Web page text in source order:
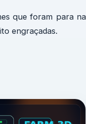
que foram para na
engraçadas.